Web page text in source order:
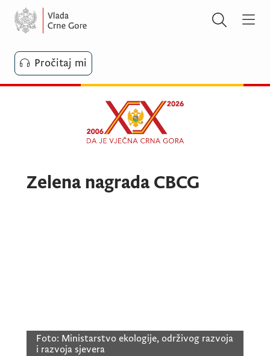
Pročitaj mi
Zelena nagrada CBCG
Foto: Ministarstvo ekologije, održivog razvoja
i razvoja sjevera